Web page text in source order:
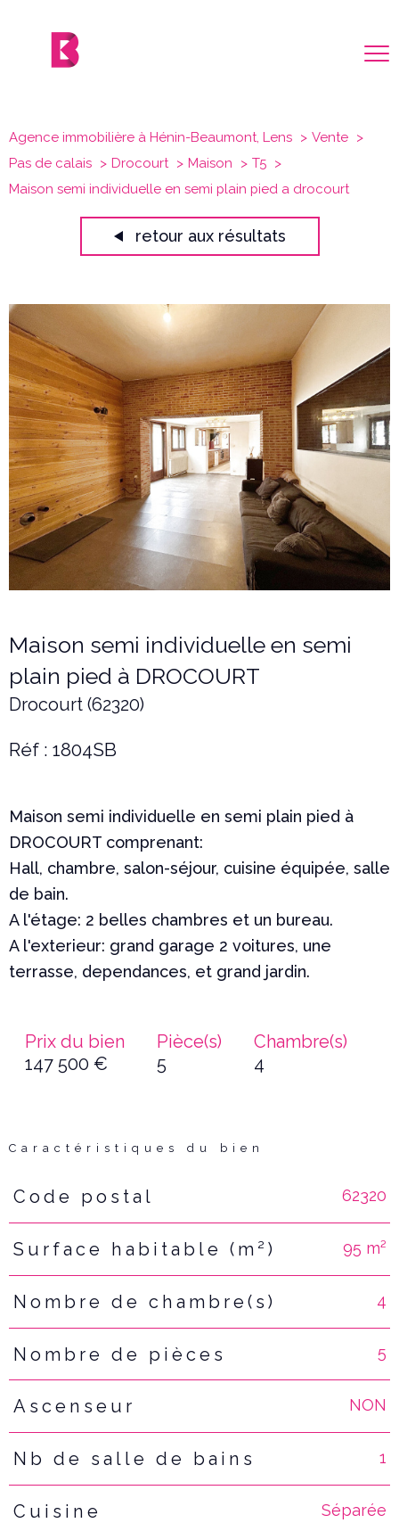
Agence immobilière à Hénin-Beaumont, Lens
Vente
Pas de calais
Drocourt Maison
T5
Maison semi individuelle en semi plain pied a drocourt
retour aux résultats
Maison semi individuelle en semi
plain pied à DROCOURT
Drocourt (62320)
Réf : 1804SB
Maison semi individuelle en semi plain pied à
DROCOURT comprenant:
Hall, chambre, salon-séjour, cuisine équipée, salle
de bain.
A l'étage: 2 belles chambres et un bureau.
A l'exterieur: grand garage 2 voitures, une
Prix du bien
147 500 €
Pièce(s)
5
Chambre(s)
4
Caractéristiques du bien
Caractéristiques Valeurs
Code postal 62320
Surface habitable (m²) 95 m²
Nombre de chambre(s) 4
Nombre de pièces 5
Ascenseur NON
Nb de salle de bains 1
Cuisine Séparée